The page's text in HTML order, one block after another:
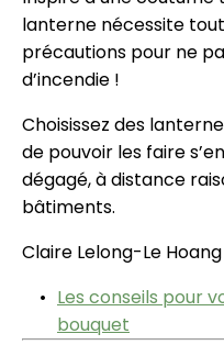
lanterne nécessite
précautions pour ne
d’incendie !
Choisissez des
de pouvoir les faire
dégagé, à distance
bâtiments.
Claire Lelong-Le Hoang
Les conseils pour
bouquet